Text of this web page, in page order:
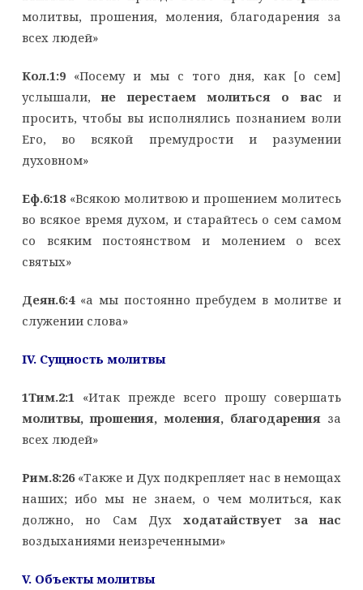
молитвы, прошения, моления, благодарения за
всех людей»
Кол.1:9«Посему и мы с того дня, как [о сем]
услышали,не перестаем молиться о вас и
просить, чтобы вы исполнялись познанием воли
Его, во всякой премудрости и разумении
духовном»
Еф.6:18«Всякою молитвою и прошением молитесь
во всякое время духом, и старайтесь о сем самом
со всяким постоянством и молением о всех
святых»
Деян.6:4«а мы постоянно пребудем в молитве и
служении слова»
IV. Сущность молитвы
1Тим.2:1«Итак прежде всего прошу совершать
молитвы, прошения, моления, благодарения за
всех людей»
Рим.8:26«Также и Дух подкрепляет нас в немощах
наших; ибо мы не знаем, о чем молиться, как
должно, но Сам Духходатайствует за нас
воздыханиями неизреченными»
V. Объекты молитвы